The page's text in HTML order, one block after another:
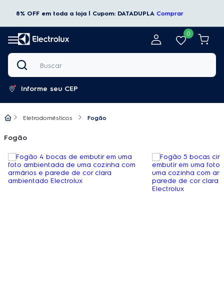
8% OFF em toda a loja | Cupom: DATADUPLA Comprar
0
Buscar
Informe seu CEP
Eletrodomésticos Fogão
Fogão